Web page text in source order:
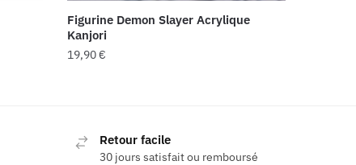
Figurine Demon Slayer Acrylique
Kanjori
19,90€
Retour facile
30 jours satisfait ou remboursé